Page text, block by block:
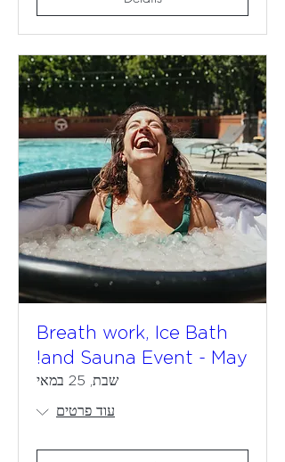
Breath work, Ice Bath
and Sauna Event - May!
שבת, 25 במאי
עוד פרטים